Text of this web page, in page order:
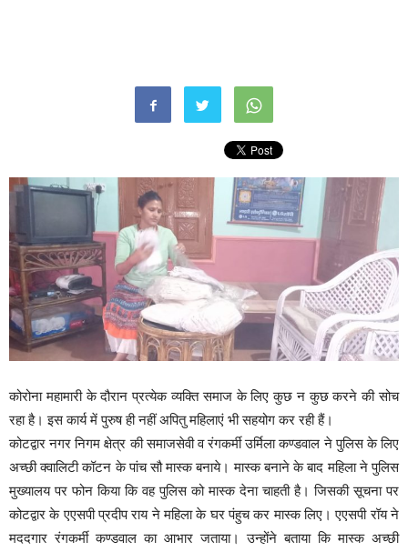
कोरोना महामारी के दौरान प्रत्येक व्यक्ति समाज के लिए कुछ न कुछ करने की सोच
रहा है। इस कार्य में पुरुष ही नहीं अपितु महिलाएं भी सहयोग कर रही हैं।
कोटद्वार नगर निगम क्षेत्र की समाजसेवी व रंगकर्मी उर्मिला कण्डवाल ने पुलिस के लिए
अच्छी क्वालिटी कॉटन के पांच सौ मास्क बनाये। मास्क बनाने के बाद महिला ने पुलिस
मुख्यालय पर फोन किया कि वह पुलिस को मास्क देना चाहती है। जिसकी सूचना पर
कोटद्वार के एएसपी प्रदीप राय ने महिला के घर पंहुच कर मास्क लिए। एएसपी रॉय ने
मददगार रंगकर्मी कण्डवाल का आभार जताया। उन्होंने बताया कि मास्क अच्छी